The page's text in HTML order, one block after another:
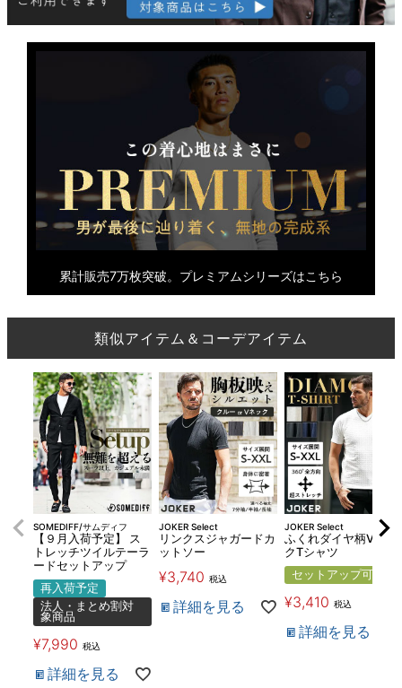
累計販売7万枚突破。プレミアムシリーズはこちら
類似アイテム＆コーデアイテム
SOMEDIFF/サムディフ
【９月入荷予定】 ス
トレッチツイルテーラ
ードセットアップ
再入荷予定
法人・まとめ割対
象商品
¥7,990 税込
詳細を見る
JOKER Select
リンクスジャガードカ
ットソー
¥3,740 税込
詳細を見る
JOKER Select
ふくれダイヤ柄Vネッ
クTシャツ
セットアップ可
¥3,410 税込
詳細を見る